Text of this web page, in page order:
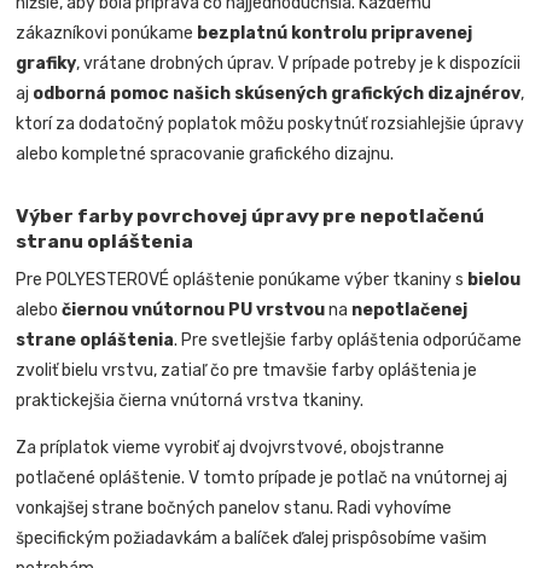
zákazníkovi ponúkame bezplatnú kontrolu pripravenej
grafiky, vrátane drobných úprav. V prípade potreby je k dispozícii
aj odborná pomoc našich skúsených grafických dizajnérov,
ktorí za dodatočný poplatok môžu poskytnúť rozsiahlejšie úpravy
alebo kompletné spracovanie grafického dizajnu.
Výber farby povrchovej úpravy pre nepotlačenú
stranu opláštenia
Pre POLYESTEROVÉ opláštenie ponúkame výber tkaniny s bielou
alebočiernou vnútornou PU vrstvouna nepotlačenej
strane opláštenia. Pre svetlejšie farby opláštenia odporúčame
zvoliť bielu vrstvu, zatiaľ čo pre tmavšie farby opláštenia je
praktickejšia čierna vnútorná vrstva tkaniny.
Za príplatok vieme vyrobiť aj dvojvrstvové, obojstranne
potlačené opláštenie. V tomto prípade je potlač na vnútornej aj
vonkajšej strane bočných panelov stanu. Radi vyhovíme
špecifickým požiadavkám a balíček ďalej prispôsobíme vašim